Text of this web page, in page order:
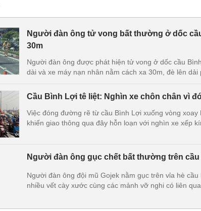
Người đàn ông tử vong bất thường ở dốc
30m
Người đàn ông được phát hiện tử vong ở dốc cầu
dài và xe máy nạn nhân nằm cách xa 30m, đè lên dải
Cầu Bình Lợi tê liệt: Nghìn xe chôn chân vì
Việc đóng đường rẽ từ cầu Bình Lợi xuống vòng xoay
khiến giao thông qua đây hỗn loạn với nghìn xe xếp
Người đàn ông gục chết bất thường trên
Người đàn ông đội mũ Gojek nằm gục trên vỉa hè
nhiều vết cày xước cùng các mảnh vỡ nghi có liên